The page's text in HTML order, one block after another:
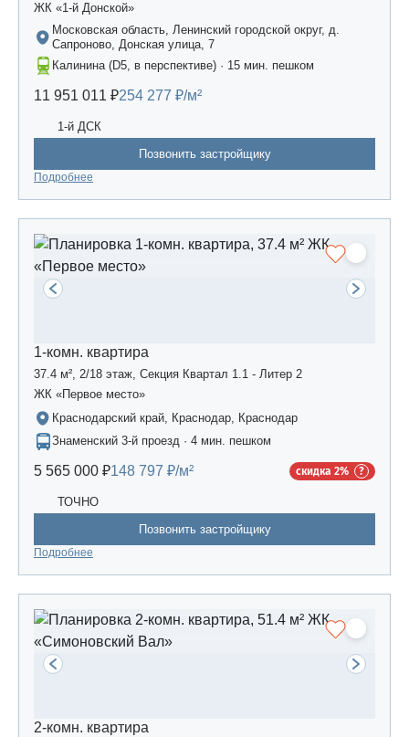
ЖК «1-й Донской»
Московская область, Ленинский городской округ, д.
Сапроново, Донская улица, 7
Калинина (D5, в перспективе) · 15 мин. пешком
11 951 011 ₽254 277 ₽/м²
1-й ДСК
Позвонить застройщику
Подробнее
1-комн. квартира
37.4 м², 2/18 этаж, Секция Квартал 1.1 - Литер 2
ЖК «Первое место»
Краснодарский край, Краснодар, Краснодар
Знаменский 3-й проезд · 4 мин. пешком
5 565 000 ₽148 797 ₽/м² скидка 2%
ТОЧНО
Позвонить застройщику
Подробнее
2-комн. квартира